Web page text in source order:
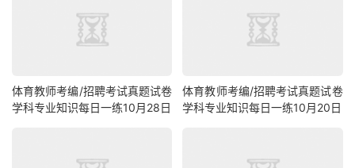
体育教师考编/招聘考试真题试卷
学科专业知识每日一练10月28日
体育教师考编/招聘考试真题试卷
学科专业知识每日一练10月20日